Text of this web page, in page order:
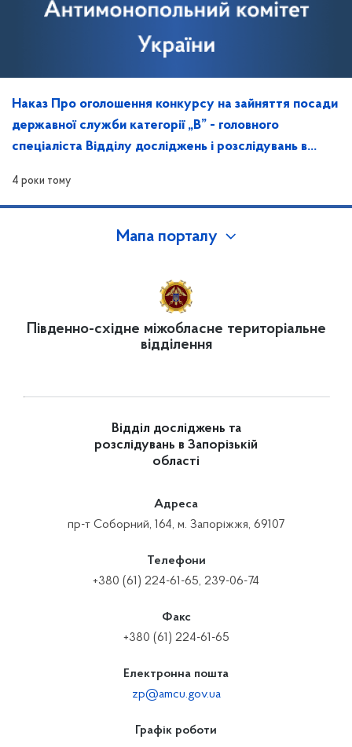
Наказ Про оголошення конкурсу на зайняття посади
державної служби категорії „В” - головного
спеціаліста Відділу досліджень і розслідувань в
4 роки тому
Мапа порталу
Південно-східне міжобласне територіальне
відділення
Відділ досліджень та
розслідувань в Запорізькій
області
Адреса
пр-т Соборний, 164, м. Запоріжжя, 69107
Телефони
+380 (61) 224-61-65, 239-06-74
Факс
+380 (61) 224-61-65
Електронна пошта
zp@amcu.gov.ua
Графік роботи